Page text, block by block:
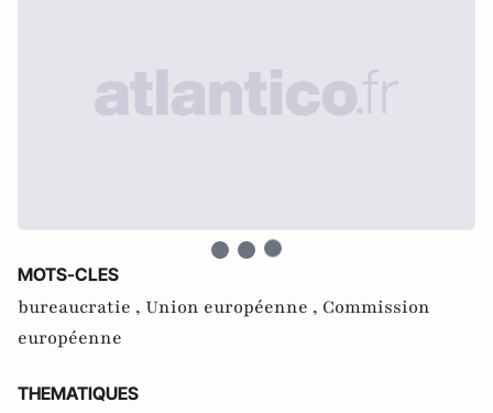
MOTS-CLES
bureaucratie , Union européenne , Commission
européenne
THEMATIQUES